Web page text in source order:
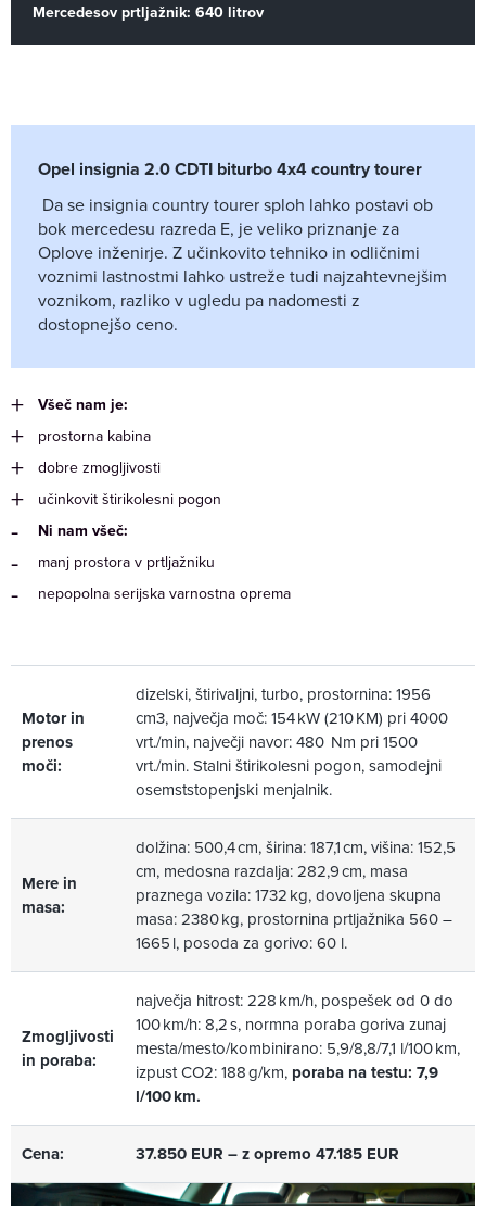
Mercedesov prtljažnik: 640 litrov
Opel insignia 2.0 CDTI biturbo 4x4 country tourer
Da se insignia country tourer sploh lahko postavi ob
bok mercedesu razreda E, je veliko priznanje za
Oplove inženirje. Z učinkovito tehniko in odličnimi
voznimi lastnostmi lahko ustreže tudi najzahtevnejšim
voznikom, razliko v ugledu pa nadomesti z
dostopnejšo ceno.
Všeč nam je:
prostorna kabina
dobre zmogljivosti
učinkovit štirikolesni pogon
Ni nam všeč:
manj prostora v prtljažniku
nepopolna serijska varnostna oprema
Motor in
prenos
moči:
dizelski, štirivaljni, turbo, prostornina: 1956
cm3, največja moč: 154 kW (210 KM) pri 4000
vrt./min, največji navor: 480 Nm pri 1500
vrt./min. Stalni štirikolesni pogon, samodejni
osemststopenjski menjalnik.
Mere in
masa:
dolžina: 500,4 cm, širina: 187,1 cm, višina: 152,5
cm, medosna razdalja: 282,9 cm, masa
praznega vozila: 1732 kg, dovoljena skupna
masa: 2380 kg, prostornina prtljažnika 560 –
1665 l, posoda za gorivo: 60 l.
Zmogljivosti
in poraba:
največja hitrost: 228 km/h, pospešek od 0 do
100 km/h: 8,2 s, normna poraba goriva zunaj
mesta/mesto/kombinirano: 5,9/8,8/7,1 l/100 km,
izpust CO2: 188 g/km, poraba na testu: 7,9
l/100 km.
Cena: 37.850 EUR – z opremo 47.185 EUR